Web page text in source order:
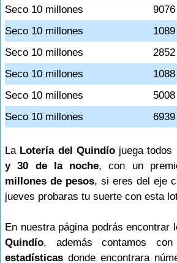
Seco 10 millones
9076
Seco 10 millones
1089
Seco 10 millones
2852
Seco 10 millones
1088
Seco 10 millones
5008
Seco 10 millones
6939
La Lotería del Quindíojuega todos
y 30 de la noche, con un
millones de pesos, si eres del eje
jueves probaras tu suerte con esta
En nuestra página podrás encontrar
Quindío, además contamos
estadísticas donde encontrara